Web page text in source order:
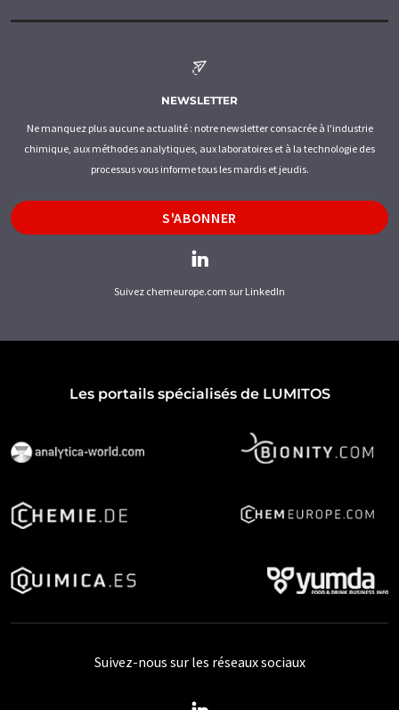
NEWSLETTER
Ne manquez plus aucune actualité : notre newsletter consacrée à l'industrie
chimique, aux méthodes analytiques, aux laboratoires et à la technologie des
processus vous informe tous les mardis et jeudis.
S'ABONNER
Suivez chemeurope.com sur LinkedIn
Les portails spécialisés de LUMITOS
Suivez-nous sur les réseaux sociaux